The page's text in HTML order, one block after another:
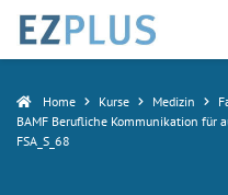
Home Kurse Medizin
BAMF Berufliche Kommunikation für
FSA_S_68